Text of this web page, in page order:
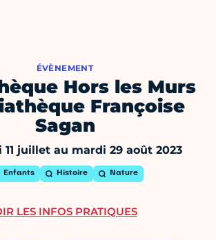
ÉVÈNEMENT
Hors les Murs
Françoise
Sagan
11 juillet au mardi 29 août 2023
Enfants Histoire Nature
LES INFOS PRATIQUES